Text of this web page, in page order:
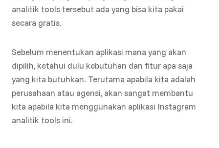
analitik tools tersebut ada yang bisa kita pakai
secara gratis.
Sebelum menentukan aplikasi mana yang akan
dipilih, ketahui dulu kebutuhan dan fitur apa saja
yang kita butuhkan. Terutama apabila kita adalah
perusahaan atau agensi, akan sangat membantu
kita apabila kita menggunakan aplikasi Instagram
analitik tools ini.